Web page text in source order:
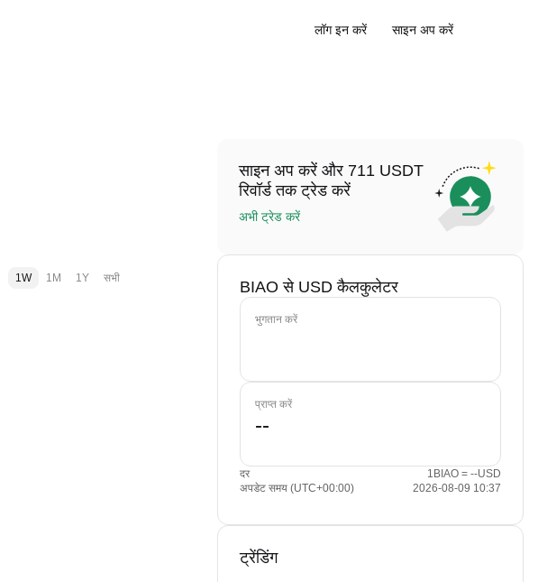
लॉग इन करें साइन अप करें
1W 1M 1Y सभी
साइन अप करें और 711 USDT
रिवॉर्ड तक ट्रेड करें
अभी ट्रेड करें
BIAO से USD कैलकुलेटर
भुगतान करें
प्राप्त करें
दर
1BIAO = --USD
अपडेट समय (UTC+00:00)
2026-08-09 10:37
ट्रेंडिंग